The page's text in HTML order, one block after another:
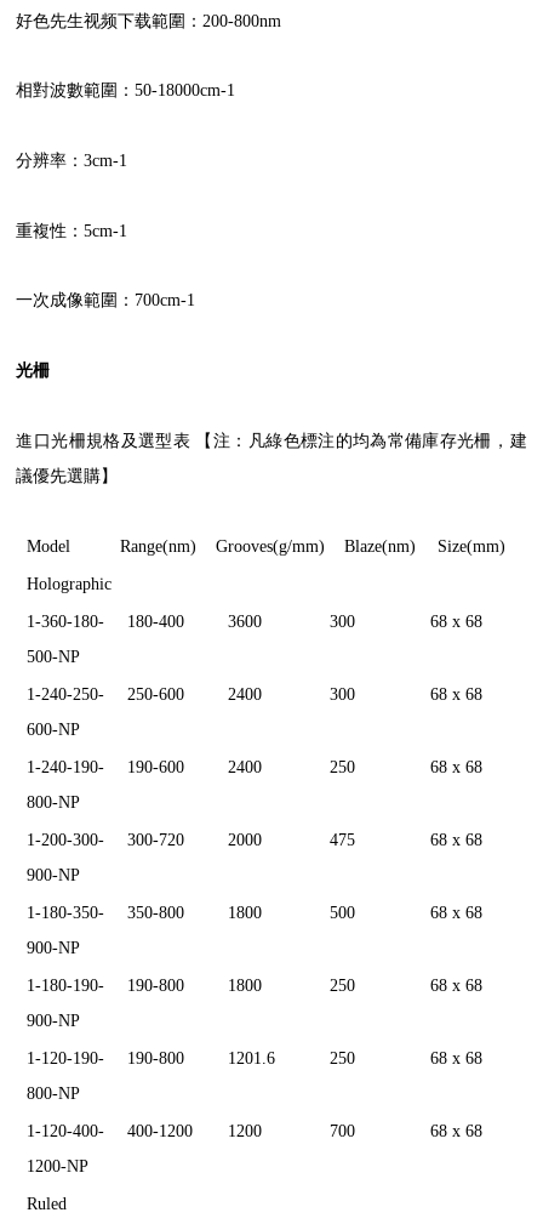
好色先生视频下载範圍：200-800nm
相對波數範圍：50-18000cm-1
分辨率：3cm-1
重複性：5cm-1
一次成像範圍：700cm-1
光柵
進口光柵規格及選型表 【注：凡綠色標注的均為常備庫存光柵，建
議優先選購】
Model Range(nm) Grooves(g/mm) Blaze(nm) Size(mm)
Holographic
1-360-180-
500-NP
180-400 3600 300 68 x 68
1-240-250-
600-NP
250-600 2400 300 68 x 68
1-240-190-
800-NP
190-600 2400 250 68 x 68
1-200-300-
900-NP
300-720 2000 475 68 x 68
1-180-350-
900-NP
350-800 1800 500 68 x 68
1-180-190-
900-NP
190-800 1800 250 68 x 68
1-120-190-
800-NP
190-800 1201.6 250 68 x 68
1-120-400-
1200-NP
400-1200 1200 700 68 x 68
Ruled